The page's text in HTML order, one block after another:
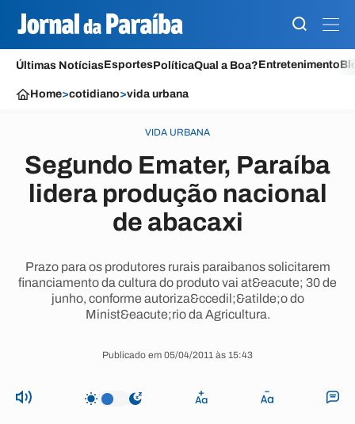
Últimas NotíciasEsportesPolíticaQual a Boa?Entretenimento
Home>cotidiano>vida urbana
VIDA URBANA
Segundo Emater, Paraíba
lidera produção nacional
de abacaxi
Prazo para os produtores rurais paraibanos solicitarem
financiamento da cultura do produto vai at&eacute; 30 de
junho, conforme autoriza&ccedil;&atilde;o do
Minist&eacute;rio da Agricultura.
Publicado em 05/04/2011 às 15:43